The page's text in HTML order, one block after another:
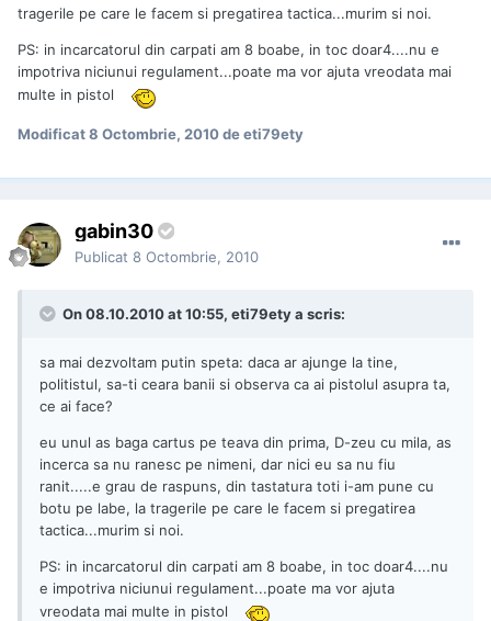
tragerile pe care le facem si pregatirea tactica...murim si noi.
PS: in incarcatorul din carpati am 8 boabe, in toc doar4....nu e
impotriva niciunui regulament...poate ma vor ajuta vreodata mai
multe in pistol
Modificat8 Octombrie, 2010de eti79ety
gabin30
Publicat 8 Octombrie, 2010
On 08.10.2010 at 10:55, eti79ety a scris:
sa mai dezvoltam putin speta: daca ar ajunge la tine,
politistul, sa-ti ceara banii si observa ca ai pistolul asupra ta,
ce ai face?
eu unul as baga cartus pe teava din prima, D-zeu cu mila, as
incerca sa nu ranesc pe nimeni, dar nici eu sa nu fiu
ranit.....e grau de raspuns, din tastatura toti i-am pune cu
botu pe labe, la tragerile pe care le facem si pregatirea
tactica...murim si noi.
PS: in incarcatorul din carpati am 8 boabe, in toc doar4....nu
e impotriva niciunui regulament...poate ma vor ajuta
vreodata mai multe in pistol